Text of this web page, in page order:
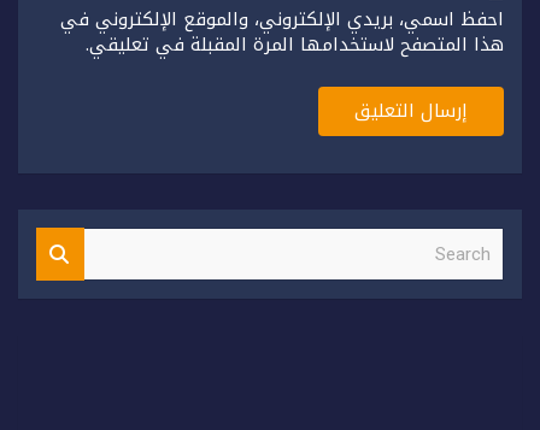
احفظ اسمي، بريدي الإلكتروني، والموقع الإلكتروني في
هذا المتصفح لاستخدامها المرة المقبلة في تعليقي.
S
a